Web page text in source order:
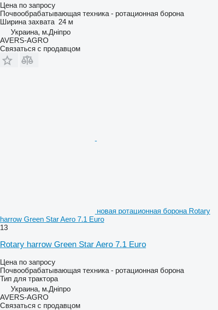
Цена по запросу
Почвообрабатывающая техника - ротационная борона
Ширина захвата 24 м
Украина, м.Дніпро
AVERS-AGRO
Связаться с продавцом
новая ротационная борона Rotary
harrow Green Star Aero 7.1 Euro
13
Rotary harrow Green Star Aero 7.1 Euro
Цена по запросу
Почвообрабатывающая техника - ротационная борона
Тип для трактора
Украина, м.Дніпро
AVERS-AGRO
Связаться с продавцом